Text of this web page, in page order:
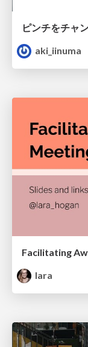
aki_iinuma
Facilitating
lara